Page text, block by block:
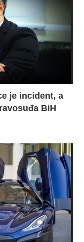
je incident, a
BiH